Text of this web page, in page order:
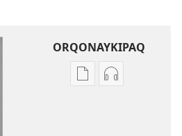
ORQONAYKIPAQ
Kaypi Kaypin